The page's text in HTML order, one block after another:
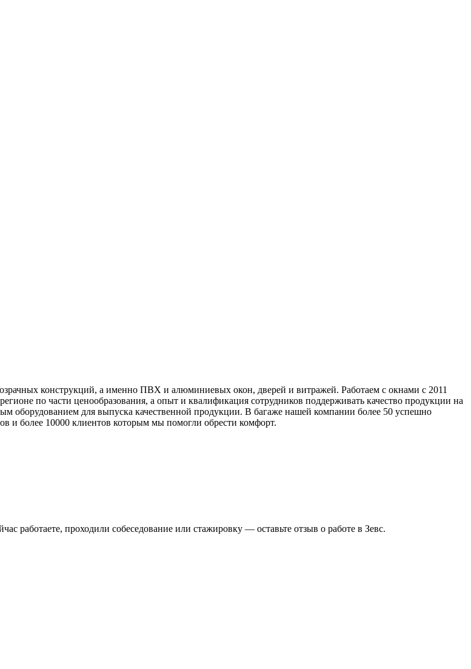
конструкций, а именно ПВХ и алюминиевых окон, дверей и витражей. Работаем с окнами с 2011
по части ценообразования, а опыт и квалификация сотрудников поддерживать качество продукции на
оборудованием для выпуска качественной продукции. В багаже нашей компании более 50 успешно
и более 10000 клиентов которым мы помогли обрести комфорт.
работаете, проходили собеседование или стажировку — оставьте отзыв о работе в Зевс.